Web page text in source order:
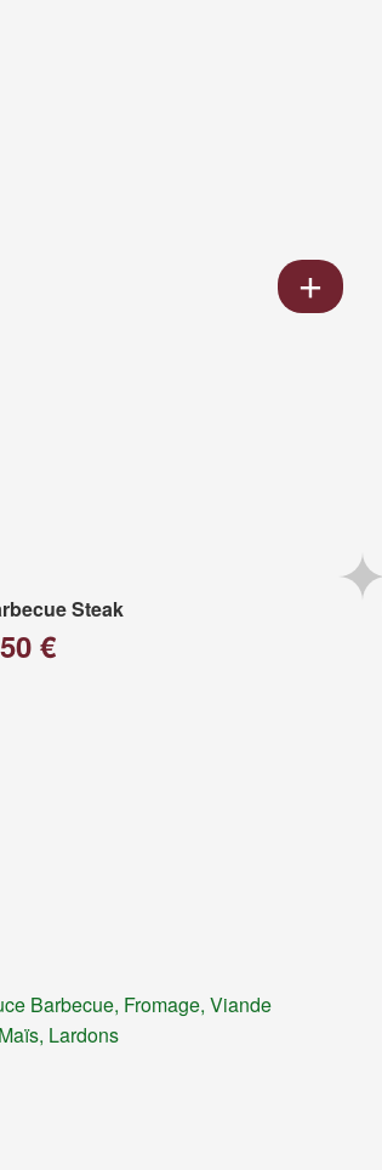
Steak
€
Barbecue, Fromage, Viande
Lardons